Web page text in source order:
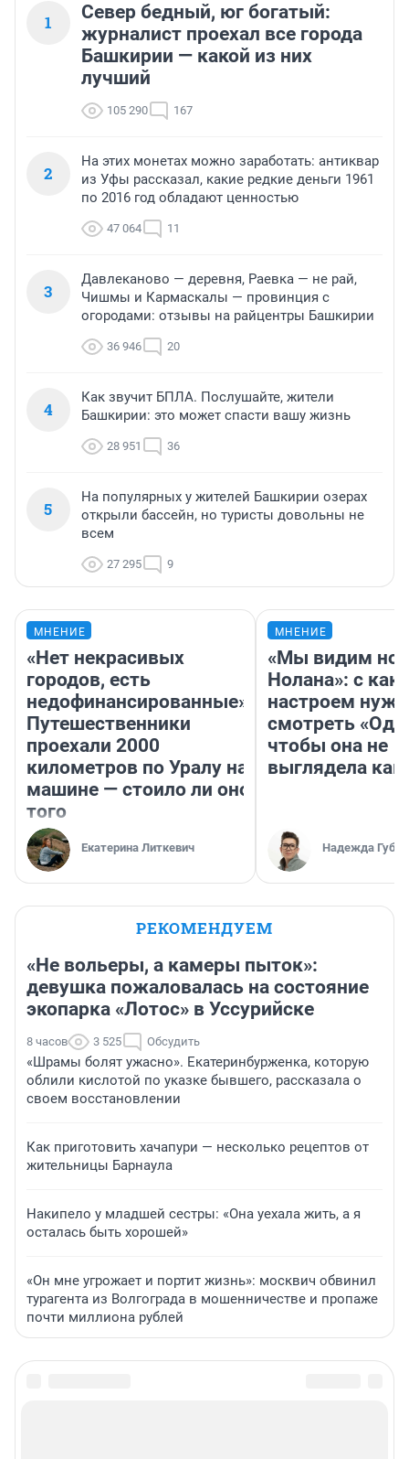
1
Север бедный, юг богатый:
журналист проехал все города
Башкирии — какой из них
лучший
105 290 167
2
На этих монетах можно заработать: антиквар
из Уфы рассказал, какие редкие деньги 1961
по 2016 год обладают ценностью
47 064 11
3
Давлеканово — деревня, Раевка — не рай,
Чишмы и Кармаскалы — провинция с
огородами: отзывы на райцентры Башкирии
36 946 20
4
Как звучит БПЛА. Послушайте, жители
Башкирии: это может спасти вашу жизнь
28 951 36
5
На популярных у жителей Башкирии озерах
открыли бассейн, но туристы довольны не
всем
27 295 9
МНЕНИЕ
«Нет некрасивых
городов, есть
недофинансированные».
Путешественники
проехали 2000
километров по Уралу на
машине — стоило ли оно
того
Екатерина Литкевич
МНЕНИЕ
«Мы видим
Нолана»: с
настроем
смотреть
чтобы она не
выглядела как
Надежда
РЕКОМЕНДУЕМ
«Не вольеры, а камеры пыток»:
девушка пожаловалась на состояние
экопарка «Лотос» в Уссурийске
8 часов 3 525 Обсудить
«Шрамы болят ужасно». Екатеринбурженка, которую
облили кислотой по указке бывшего, рассказала о
своем восстановлении
Как приготовить хачапури — несколько рецептов от
жительницы Барнаула
Накипело у младшей сестры: «Она уехала жить, а я
осталась быть хорошей»
«Он мне угрожает и портит жизнь»: москвич обвинил
турагента из Волгограда в мошенничестве и пропаже
почти миллиона рублей